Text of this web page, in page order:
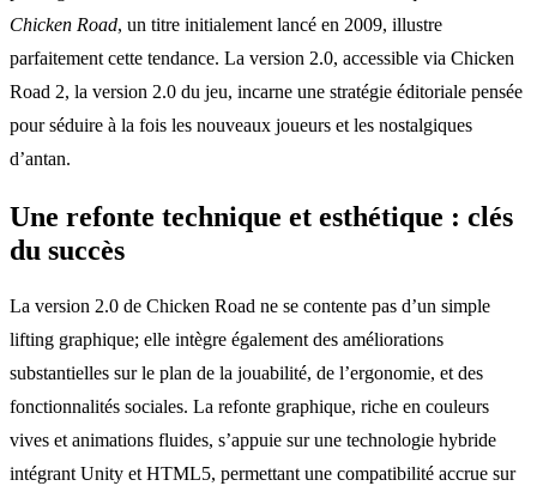
Chicken Road, un titre initialement lancé en 2009, illustre
parfaitement cette tendance. La version 2.0, accessible via Chicken
Road 2, la version 2.0 du jeu, incarne une stratégie éditoriale pensée
pour séduire à la fois les nouveaux joueurs et les nostalgiques
d’antan.
Une refonte technique et esthétique : clés
du succès
La version 2.0 de Chicken Road ne se contente pas d’un simple
lifting graphique; elle intègre également des améliorations
substantielles sur le plan de la jouabilité, de l’ergonomie, et des
fonctionnalités sociales. La refonte graphique, riche en couleurs
vives et animations fluides, s’appuie sur une technologie hybride
intégrant Unity et HTML5, permettant une compatibilité accrue sur